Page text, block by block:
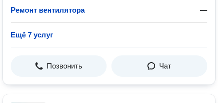
Ремонт вентилятора —
Ещё 7 услуг
Позвонить Чат